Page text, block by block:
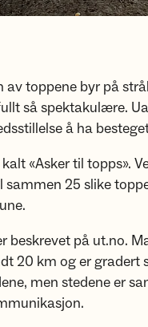
av toppene byr på
så spektakulære.
å ha
«Asker til topps».
25 slike
beskrevet på ut.no.
20 km og er gradert
men stedene er